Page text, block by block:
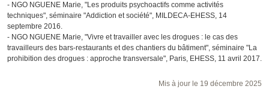
- NGO NGUENE Marie, "Les produits psychoactifs comme activités
techniques", séminaire "Addiction et société", MILDECA-EHESS, 14
septembre 2016.
- NGO NGUENE Marie, "Vivre et travailler avec les drogues : le cas des
travailleurs des bars-restaurants et des chantiers du bâtiment", séminaire "La
prohibition des drogues : approche transversale", Paris, EHESS, 11 avril 2017.
Mis à jour le 19 décembre 2025